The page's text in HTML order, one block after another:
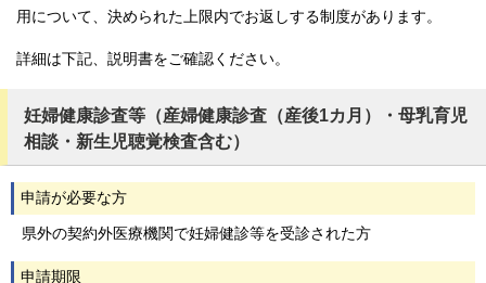
用について、決められた上限内でお返しする制度があります。
詳細は下記、説明書をご確認ください。
妊婦健康診査等（産婦健康診査（産後1カ月）・母乳育児
相談・新生児聴覚検査含む）
申請が必要な方
県外の契約外医療機関で妊婦健診等を受診された方
申請期限